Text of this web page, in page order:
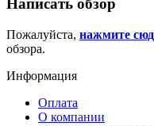
Написать обзор
Пожалуйста, нажмите
обзора.
Информация
Оплата
О компании